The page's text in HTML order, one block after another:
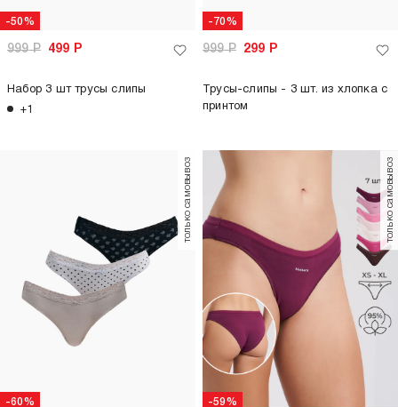
-50%
999Р 499 Р
Набор 3 шт трусы слипы
+1
-70%
999Р 299 Р
Трусы-слипы - 3 шт. из хлопка с
принтом
-60%
только самовывоз
-59%
только самовывоз